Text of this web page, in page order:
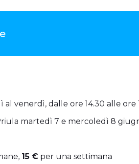
al venerdì, dalle ore 14.30 alle ore
martedì 7 e mercoledì 8
15 €per una settimana